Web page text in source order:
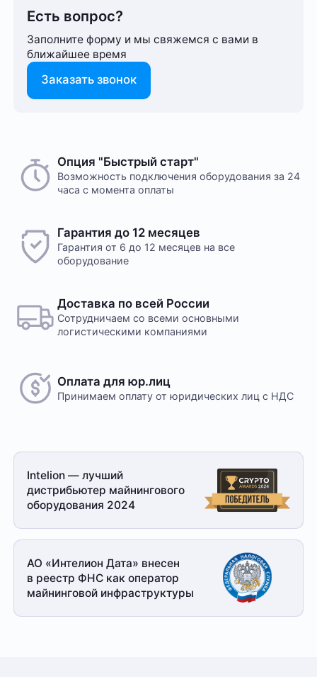
Есть вопрос?
Заполните форму и мы свяжемся с вами в
ближайшее время
Заказать звонок
На этот товар пока нет отзывов
Желаете оставить отзыв?
Нам важно знать ваше мнение о популярном
оборудовании для майнинга. Так мы улучшаем
ассортимент нашего интернет-⁠магазина.
Способ оплаты любого заказа вы можете выбрать
при его оформлении. Оплата производится только
в рублях. После подтверждения заказа, с вами
центров
Оплата производится в офисе компании наличными
в кассу компании. Доступна оплата сотруднику
службы доставки при получении заказа. Доставка
заказ оформляется на юридическое лицо.
При получении заказа необходимо иметь при себе
доверенность от организации-заказчика и паспорт
для удостоверения личности
Доставка
Отправка товара осуществляется с понедельника
по пятницу с 10-00 до 19-00. При получении товара
необходимо предоставить паспорт и квитанцию
Опция "Быстрый старт"
Возможность подключения оборудования за 24
часа с момента оплаты
Гарантия до 12 месяцев
Гарантия от 6 до 12 месяцев на все
оборудование
Доставка по всей России
Сотрудничаем со всеми основными
логистическими компаниями
Оплата для юр.лиц
Принимаем оплату от юридических лиц с НДС
Intelion — лучший
дистрибьютер майнингового
оборудования 2024
АО «Интелион Дата» внесен
в реестр ФНС как оператор
майнинговой инфраструктуры